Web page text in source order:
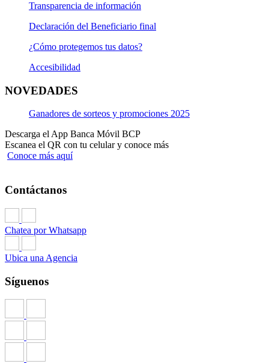
Transparencia de información
Declaración del Beneficiario final
¿Cómo protegemos tus datos?
Accesibilidad
NOVEDADES
Ganadores de sorteos y promociones 2025
Descarga el App Banca Móvil BCP
Escanea el QR con tu celular y conoce más
Conoce más aquí
Contáctanos
Chatea por Whatsapp
Ubica una Agencia
Síguenos